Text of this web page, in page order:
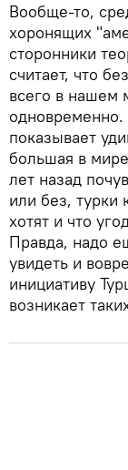
Вообще-то,
хоронящих
сторонники
считает, что
всего в нашем
одновременно.
показывает
большая в
лет назад
или без, турки
хотят и что
Правда, надо
увидеть и
инициативу
возникает